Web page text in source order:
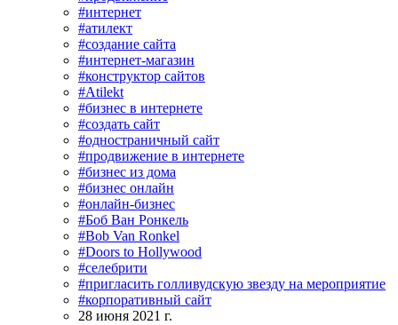
#интернет
#атилект
#создание сайта
#интернет-магазин
#конструктор сайтов
#Atilekt
#бизнес в интернете
#создать сайт
#одностраничный сайт
#продвижение в интернете
#бизнес из дома
#бизнес онлайн
#онлайн-бизнес
#Боб Ван Ронкель
#Bob Van Ronkel
#Doors to Hollywood
#селебрити
#пригласить голливудскую звезду на мероприятие
#корпоративный сайт
28 июня 2021 г.